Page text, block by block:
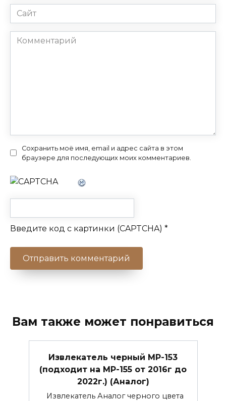
Сайт
Комментарий
Сохранить моё имя, email и адрес сайта в этом
браузере для последующих моих комментариев.
Введите код с картинки (CAPTCHA) *
Вам также может понравиться
Извлекатель черный МР-153
(подходит на МР-155 от 2016г до
2022г.) (Аналог)
Извлекатель Аналог черного цвета